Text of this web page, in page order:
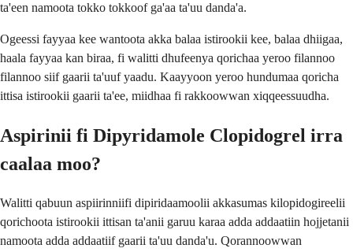
ta'een namoota tokko tokkoof ga'aa ta'uu danda'a.
Ogeessi fayyaa kee wantoota akka balaa istirookii kee, balaa dhiigaa,
haala fayyaa kan biraa, fi walitti dhufeenya qorichaa yeroo filannoo
filannoo siif gaarii ta'uuf yaadu. Kaayyoon yeroo hundumaa qoricha
ittisa istirookii gaarii ta'ee, miidhaa fi rakkoowwan xiqqeessuudha.
Aspirinii fi Dipyridamole Clopidogrel irra
caalaa moo?
Walitti qabuun aspiirinniifi dipiridaamoolii akkasumas kilopidogireelii
qorichoota istirookii ittisan ta'anii garuu karaa adda addaatiin hojjetanii
namoota adda addaatiif gaarii ta'uu danda'u. Qorannoowwan